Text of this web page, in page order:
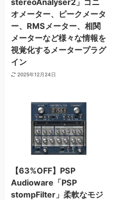
stereoAnalyser2」ゴニ
オメーター、ピークメータ
ー、RMSメーター、相関
メーターなど様々な情報を
視覚化するメータープラグ
イン
2025年12月24日
【63%OFF】PSP
Audioware「PSP
stompFilter」柔軟なモジ